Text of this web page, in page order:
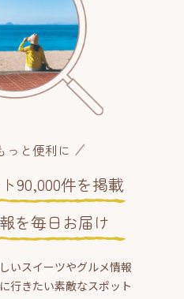
っと便利に
90,000件を掲載
を毎日お届け
いスイーツやグルメ情報
行きたい素敵なスポット